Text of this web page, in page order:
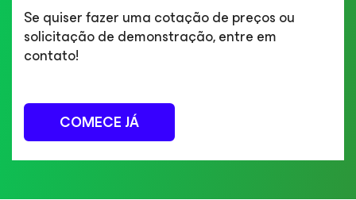
Se quiser fazer uma cotação de preços ou
solicitação de demonstração, entre em
contato!
COMECE JÁ